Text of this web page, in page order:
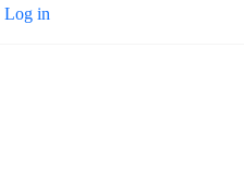
Log in